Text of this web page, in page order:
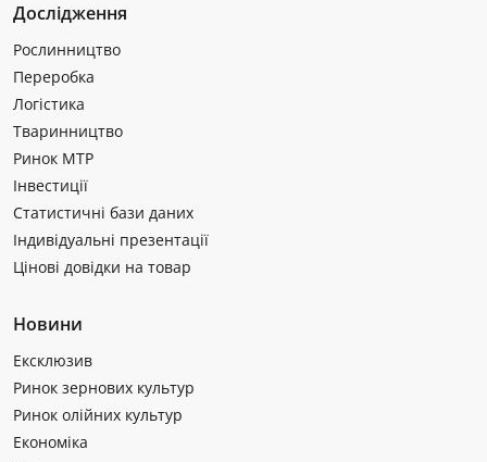
Дослідження
Рослинництво
Переробка
Логістика
Тваринництво
Ринок МТР
Інвестиції
Статистичні бази даних
Індивідуальні презентації
Цінові довідки на товар
Новини
Ексклюзив
Ринок зернових культур
Ринок олійних культур
Економіка